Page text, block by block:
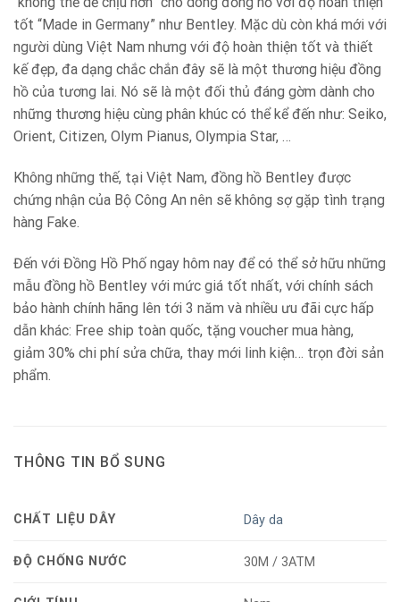
tốt “Made in Germany” như Bentley. Mặc dù còn khá mới với
người dùng Việt Nam nhưng với độ hoàn thiện tốt và thiết
kế đẹp, đa dạng chắc chắn đây sẽ là một thương hiệu đồng
hồ của tương lai. Nó sẽ là một đối thủ đáng gờm dành cho
những thương hiệu cùng phân khúc có thể kể đến như: Seiko,
Orient, Citizen, Olym Pianus, Olympia Star, …
Không những thế, tại Việt Nam, đồng hồ Bentley được
chứng nhận của Bộ Công An nên sẽ không sợ gặp tình trạng
hàng Fake.
Đến với Đồng Hồ Phố ngay hôm nay để có thể sở hữu những
mẫu đồng hồ Bentley với mức giá tốt nhất, với chính sách
bảo hành chính hãng lên tới 3 năm và nhiều ưu đãi cực hấp
dẫn khác: Free ship toàn quốc, tặng voucher mua hàng,
giảm 30% chi phí sửa chữa, thay mới linh kiện… trọn đời sản
phẩm.
THÔNG TIN BỔ SUNG
CHẤT LIỆU DÂY Dây da
ĐỘ CHỐNG NƯỚC 30M / 3ATM